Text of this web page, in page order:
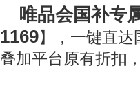
唯品会国补专
1169】，一键直
叠加平台原有折扣